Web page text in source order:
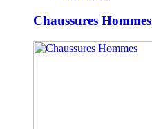
Chaussures Hommes